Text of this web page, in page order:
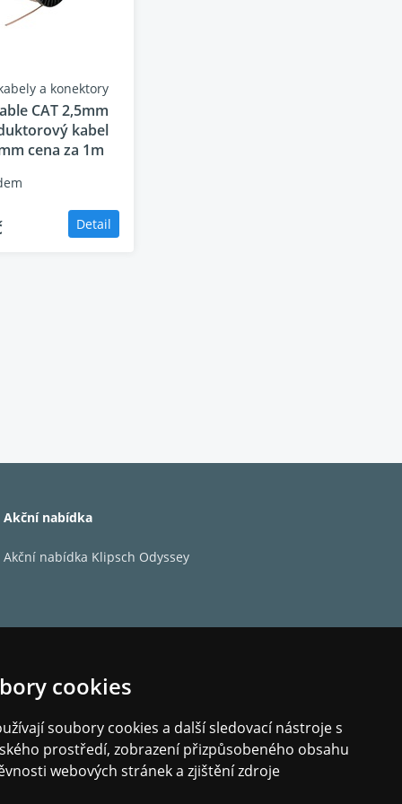
cookies
soubory cookies a další sledovací nástroje s
prostředí, zobrazení přizpůsobeného obsahu
webových stránek a zjištění zdroje
poskytují impozantní špičkovou
tomu vytváří Klipsch Reference Cinema
díky čemuž jsou základním prvkem pro
odolností, která má za následek
a konektory
CAT 2,5mm
kabel
cena za 1m
Detail
Akční nabídka
Akční nabídka Klipsch Odyssey